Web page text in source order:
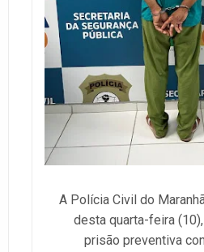
A Polícia Civil do
desta quarta-feira
prisão preventiva